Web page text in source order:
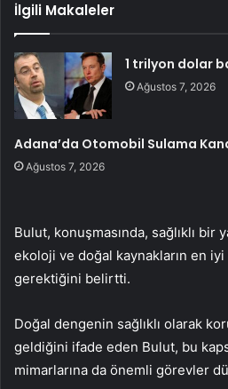
İlgili Makaleler
1 trilyon dolar
Ağustos 7, 2026
Adana’da Otomobil Sulama
Ağustos 7, 2026
Bulut, konuşmasında, sağlıklı bir
ekoloji ve doğal kaynakların en
gerektiğini belirtti.
Doğal dengenin sağlıklı olarak
geldiğini ifade eden Bulut, bu
mimarlarına da önemli görevler